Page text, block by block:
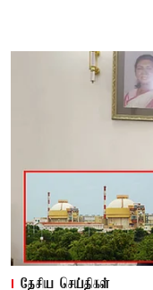
தேசிய செய்திகள்